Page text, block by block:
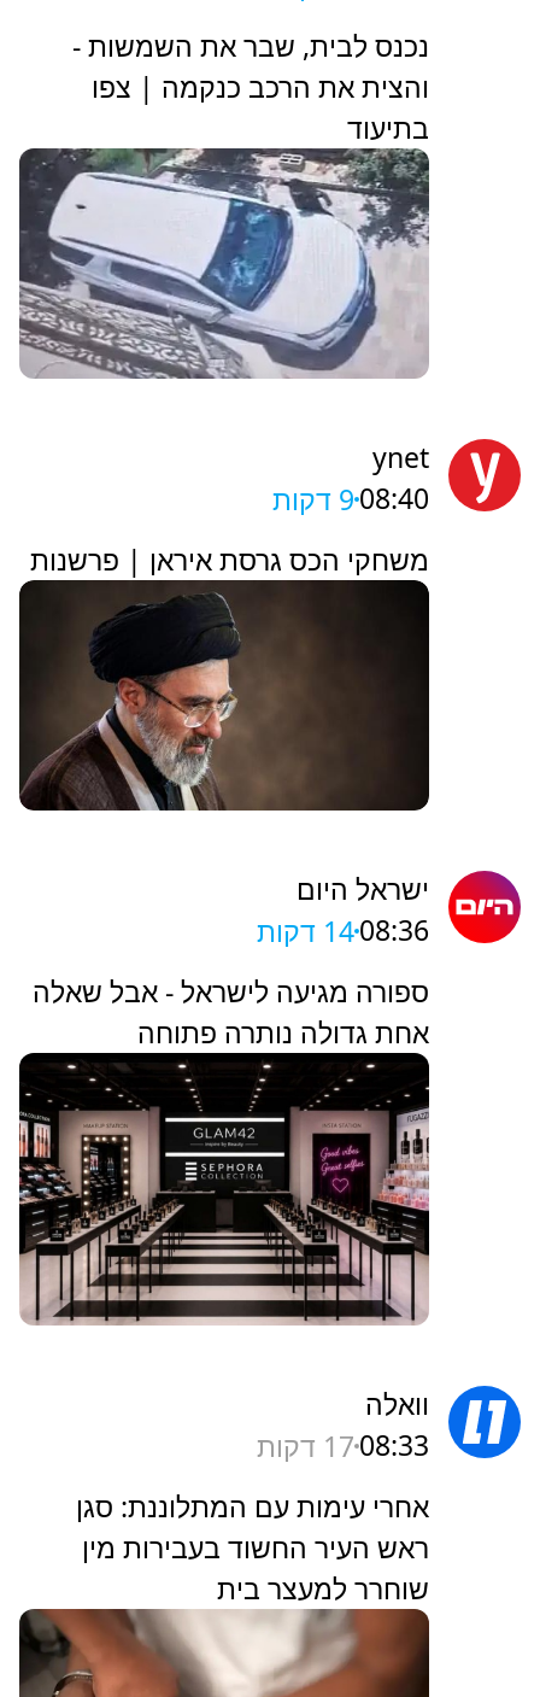
נכנס לבית, שבר את השמשות -
והצית את הרכב כנקמה | צפו
בתיעוד
ynet
08:409 דקות
משחקי הכס גרסת איראן | פרשנות
ישראל היום
08:3614 דקות
ספורה מגיעה לישראל - אבל שאלה
אחת גדולה נותרה פתוחה
וואלה
08:3317 דקות
אחרי עימות עם המתלוננת: סגן
ראש העיר החשוד בעבירות מין
שוחרר למעצר בית